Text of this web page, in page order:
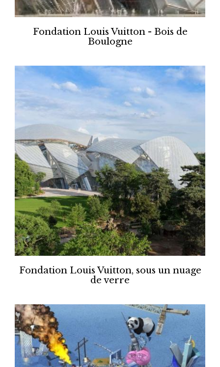
Fondation Louis Vuitton - Bois de
Boulogne
Fondation Louis Vuitton, sous un nuage
de verre